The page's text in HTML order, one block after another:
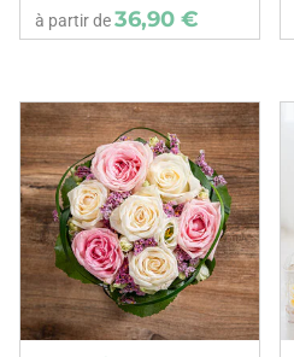
à partir de36,90 €